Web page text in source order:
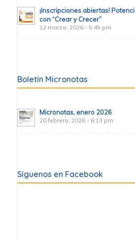
¡Inscripciones abiertas!
con “Crear y Crecer”
12 marzo, 2026 - 5:45 pm
Boletín Micronotas
Micronotas, enero 2026
20 febrero, 2026 - 6:13 pm
Síguenos en Facebook